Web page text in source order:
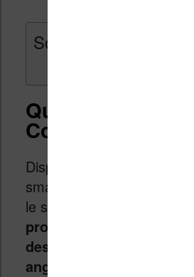
Sommaire
Qu’est-ce que
Comixology ?
Disponible via une
smartphone et tablette
le site Internet du service,
propose une large
dessinées –
anglais